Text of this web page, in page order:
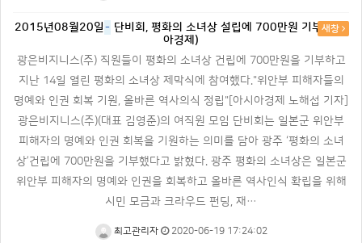
2015년08월20일- 단비회, 평화의 소녀상 설립에 700만원 기부(아시
아경제)
새창
광은비지니스(주) 직원들이 평화의 소녀상 건립에 700만원을 기부하고
지난 14일 열린 평화의 소녀상 제막식에 참여했다."위안부 피해자들의
명예와 인권 회복 기원, 올바른 역사의식 정립"[아시아경제 노해섭 기자]
광은비지니스(주)(대표 김영준)의 여직원 모임 단비회는 일본군 위안부
피해자의 명예와 인권 회복을 기원하는 의미를 담아 광주 ‘평화의 소녀
상’건립에 700만원을 기부했다고 밝혔다. 광주 평화의 소녀상은 일본군
위안부 피해자의 명예와 인권을 회복하고 올바른 역사인식 확립을 위해
시민 모금과 크라우드 펀딩, 재…
최고관리자 2020-06-19 17:24:02